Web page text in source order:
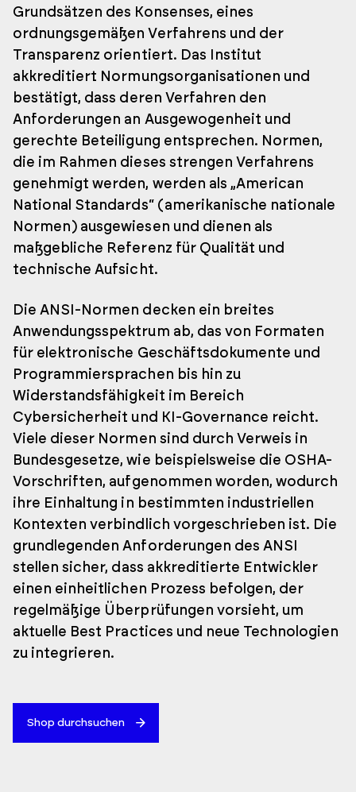
Grundsätzen des Konsenses, eines
ordnungsgemäßen Verfahrens und der
Transparenz orientiert. Das Institut
akkreditiert Normungsorganisationen und
bestätigt, dass deren Verfahren den
Anforderungen an Ausgewogenheit und
gerechte Beteiligung entsprechen. Normen,
die im Rahmen dieses strengen Verfahrens
genehmigt werden, werden als „American
National Standards“ (amerikanische nationale
Normen) ausgewiesen und dienen als
maßgebliche Referenz für Qualität und
technische Aufsicht.
Die ANSI-Normen decken ein breites
Anwendungsspektrum ab, das von Formaten
für elektronische Geschäftsdokumente und
Programmiersprachen bis hin zu
Widerstandsfähigkeit im Bereich
Cybersicherheit und KI-Governance reicht.
Viele dieser Normen sind durch Verweis in
Bundesgesetze, wie beispielsweise die OSHA-
Vorschriften, aufgenommen worden, wodurch
ihre Einhaltung in bestimmten industriellen
Kontexten verbindlich vorgeschrieben ist. Die
grundlegenden Anforderungen des ANSI
stellen sicher, dass akkreditierte Entwickler
einen einheitlichen Prozess befolgen, der
regelmäßige Überprüfungen vorsieht, um
aktuelle Best Practices und neue Technologien
zu integrieren.
Shop durchsuchen